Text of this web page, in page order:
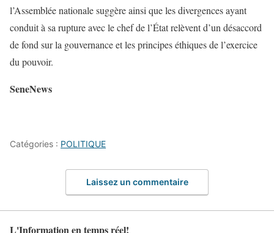
l’Assemblée nationale suggère ainsi que les divergences ayant
conduit à sa rupture avec le chef de l’État relèvent d’un désaccord
de fond sur la gouvernance et les principes éthiques de l’exercice
du pouvoir.
SeneNews
Catégories : POLITIQUE
Laissez un commentaire
L'Information en temps réel!